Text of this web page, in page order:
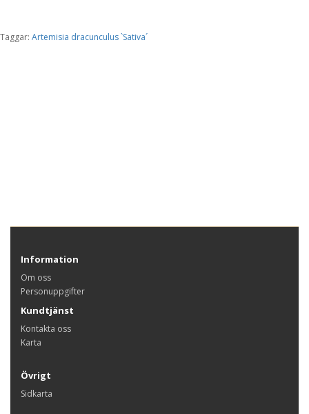
Taggar: Artemisia dracunculus `Sativa´
Information
Om oss
Personuppgifter
Kundtjänst
Kontakta oss
Karta
Övrigt
Sidkarta